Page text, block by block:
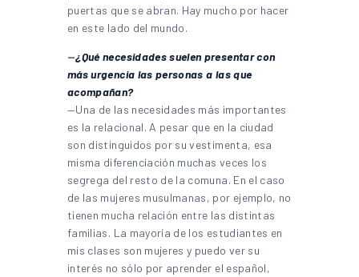
puertas que se abran. Hay mucho por hacer
en este lado del mundo.
—¿Qué necesidades suelen presentar con
más urgencia las personas a las que
acompañan?
—Una de las necesidades más importantes
es la relacional. A pesar que en la ciudad
son distinguidos por su vestimenta, esa
misma diferenciación muchas veces los
segrega del resto de la comuna. En el caso
de las mujeres musulmanas, por ejemplo, no
tienen mucha relación entre las distintas
familias. La mayoría de los estudiantes en
mis clases son mujeres y puedo ver su
interés no sólo por aprender el español,